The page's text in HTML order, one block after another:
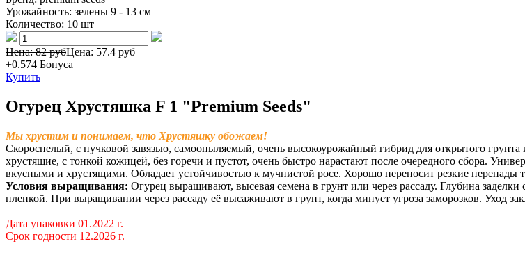
Урожайность: зелены 9 - 13 см
Количество: 10 шт
Цена: 82 рубЦена: 57.4 руб
+0.574 Бонуса
Купить
Огурец Хрустяшка F 1 "Premium Seeds"
Мы хрустим и понимаем, что Хрустяшку обожаем!
Скороспелый, с пучковой завязью, самоопыляемый, очень высокоуро­жайный гибрид для открытого
хрустящие, с тонкой кожицей, без горечи и пустот, очень быстро на­растают после очередного сбора.
вкусными и хрустящими. Обладает устой­чивостью к мучнистой росе. Хорошо переносит резкие перепады
Условия выращивания: Огурец выращивают, высевая семена в грунт или через рассаду. Глубина
пленкой. При выращивании через рассаду её высаживают в грунт, когда минует угроза заморозков. Уход
Дата упаковки 01.2022 г.
Срок годности 12.2026 г.